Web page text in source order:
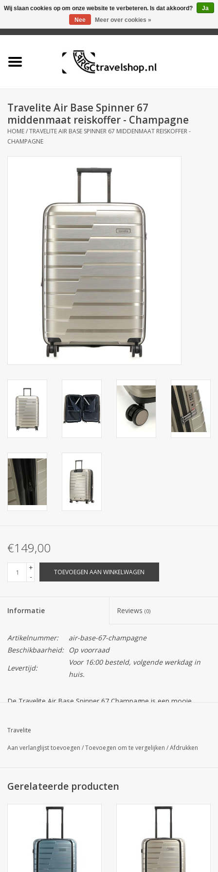
Tas
Rugtas
Koffer
Secrid portemonnee
Travelite Air Base Spinner 67
middenmaat reiskoffer - Champagne
HOME/TRAVELITE AIR BASE SPINNER 67 MIDDENMAAT REISKOFFER -
CHAMPAGNE
€149,00
+
-
TOEVOEGEN AAN WINKELWAGEN
Informatie Reviews (0)
Artikelnummer:
air-base-67-champagne
Beschikbaarheid:
Op voorraad
Levertijd:
Voor 16:00 besteld, volgende werkdag in
huis.
De Travelite Air Base Spinner 67 Champagne is een mooie
onbreekbare polypropyleen.
Het polypropyleen materiaal staat bekend om zijn lichtheid,
Door de vier dubbele spinner wielen en de uitschuifbare
trekstang rijdt de trolley fijn met u mee. Uiteraard ook te dragen
De koffer wordt afgesloten met een goed diepgelegen intern
TSA slot, waarmee u zorgeloos kunt reizen op de Verenigde
Travelite
Aan verlanglijst toevoegen /Toevoegen om te vergelijken /Afdrukken
Gerelateerde producten
Wij slaan cookies op om onze website te verbeteren. Is dat akkoord?
Ja
Nee
Meer over cookies »